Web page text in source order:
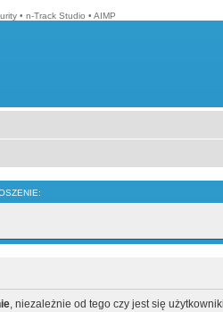
• n-Track Studio • AIMP
, niezależnie od tego czy jest się